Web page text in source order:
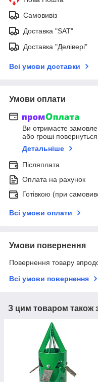
Самовивіз
Доставка "SAT"
Доставка "Делівері"
Всі умови доставки
Умови оплати
Ви отримаєте
або гроші
Детальніше
Післяплата
Оплата на рахунок
Готівкою (при
Всі умови оплати
Умови повернення
Повернення товару
Всі умови повернення
З цим товаром також